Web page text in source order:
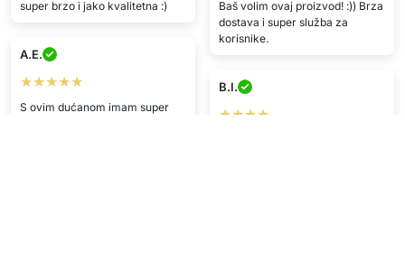
super brzo i jako kvalitetna :)
Baš volim ovaj proizvod! :)) Brza
dostava i super služba za
korisnike.
A.E.
★★★★★
S ovim dućanom imam super
B.I.
★★★★